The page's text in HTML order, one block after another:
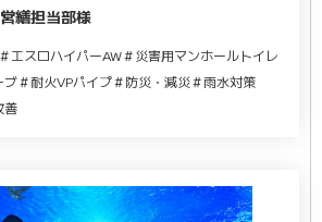
繕担当部様
＃エスロハイパーAW＃災害用マンホールトイレ
ブ＃耐火VPパイプ＃防災・減災＃雨水対策
善